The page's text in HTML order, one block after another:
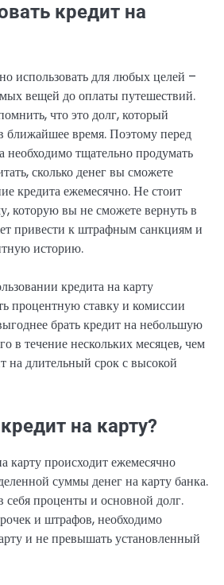
кредит на
использовать для любых целей –
вещей до оплаты путешествий.
что это долг, который
ближайшее время. Поэтому перед
необходимо тщательно продумать
сколько денег вы сможете
кредита ежемесячно. Не стоит
которую вы не сможете вернуть в
привести к штрафным санкциям и
историю.
кредита на карту
процентную ставку и комиссии
брать кредит на небольшую
в течение нескольких месяцев, чем
на длительный срок с высокой
на карту?
карту происходит ежемесячно
суммы денег на карту банка.
себя проценты и основной долг.
и штрафов, необходимо
и не превышать установленный